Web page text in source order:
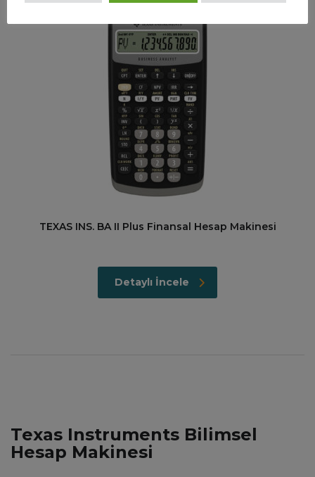
TEXAS INS. BA II Plus Finansal Hesap Makinesi
Detaylı İncele
Texas Instruments Bilimsel
Hesap Makinesi